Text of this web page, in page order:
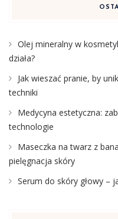
Olej mineralny w
działa?
Jak wieszać pranie, by
techniki
Medycyna estetyczna:
technologie
Maseczka na twarz z
pielęgnacja skóry
Serum do skóry głowy –